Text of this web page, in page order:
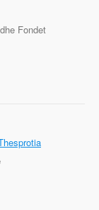
Fondet